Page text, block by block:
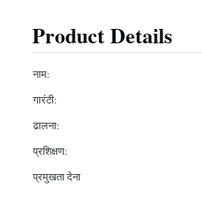
Product Details
नाम:
गारंटी:
ढालना:
प्रशिक्षण:
प्रमुखता देना